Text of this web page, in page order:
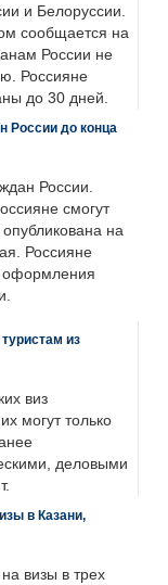
и Белоруссии.
сообщается на
России не
Россияне
до 30 дней.
России до конца
России.
смогут
на
Россияне
оформления
из
виз
могут только
деловыми
в Казани,
визы в трех